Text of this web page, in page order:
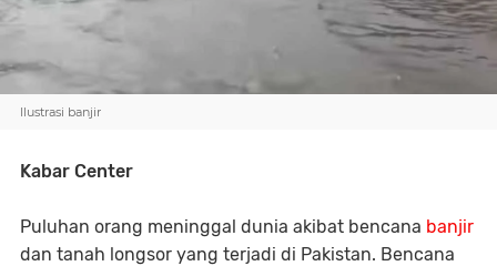
Ilustrasi banjir
Kabar Center
Puluhan orang meninggal dunia akibat bencana banjir
dan tanah longsor yang terjadi di Pakistan. Bencana